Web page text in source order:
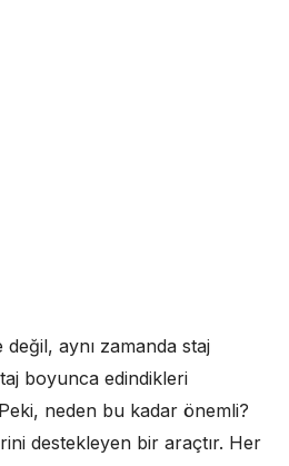
aynı zamanda staj
boyunca edindikleri
neden bu kadar önemli?
destekleyen bir araçtır. Her